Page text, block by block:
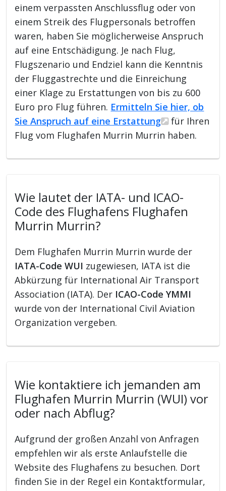
einem verpassten Anschlussflug oder von
einem Streik des Flugpersonals betroffen
waren, haben Sie möglicherweise Anspruch
auf eine Entschädigung. Je nach Flug,
Flugszenario und Endziel kann die Kenntnis
der Fluggastrechte und die Einreichung
einer Klage zu Erstattungen von bis zu 600
Euro pro Flug führen. Ermitteln Sie hier, ob
Sie Anspruch auf eine Erstattung
für Ihren
Flug vom Flughafen Murrin Murrin haben.
Wie lautet der IATA- und ICAO-
Code des Flughafens Flughafen
Murrin Murrin?
Dem Flughafen Murrin Murrin wurde der
IATA-Code WUI zugewiesen, IATA ist die
Abkürzung für International Air Transport
Association (IATA). Der ICAO-Code YMMI
wurde von der International Civil Aviation
Organization vergeben.
Wie kontaktiere ich jemanden am
Flughafen Murrin Murrin (WUI) vor
oder nach Abflug?
Aufgrund der großen Anzahl von Anfragen
empfehlen wir als erste Anlaufstelle die
Website des Flughafens zu besuchen. Dort
finden Sie in der Regel ein Kontaktformular,